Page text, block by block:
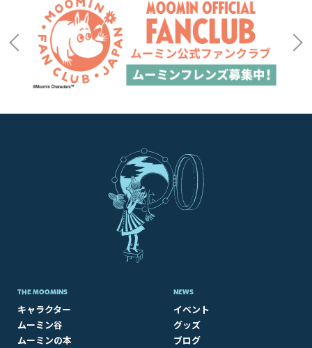
THE MOOMINS
キャラクター
ムーミン谷
ムーミンの本
NEWS
イベント
グッズ
ブログ